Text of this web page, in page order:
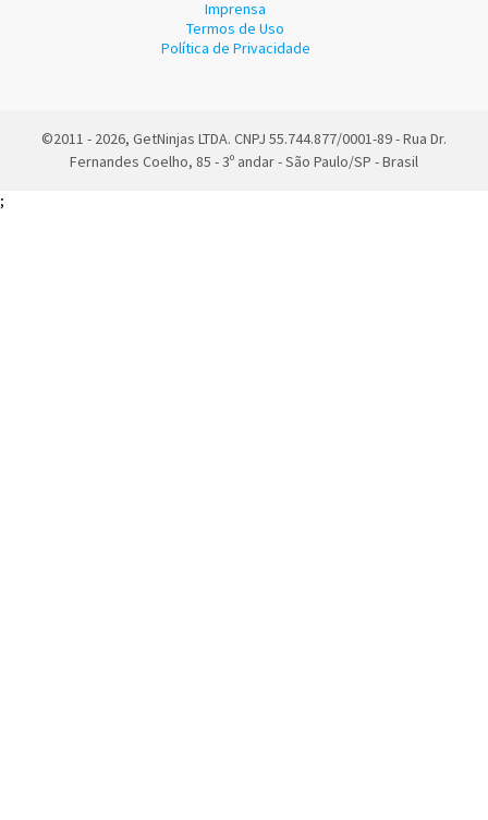
Imprensa
Termos de Uso
Política de Privacidade
©2011 - 2026, GetNinjas LTDA. CNPJ 55.744.877/0001-89 - Rua Dr.
Fernandes Coelho, 85 - 3º andar - São Paulo/SP - Brasil
;